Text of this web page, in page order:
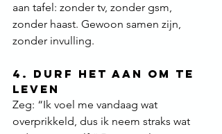
aan tafel: zonder tv, zonder gsm,
zonder haast. Gewoon samen zijn,
zonder invulling.
4. Durf het aan om te
leven
Zeg: “Ik voel me vandaag wat
overprikkeld, dus ik neem straks wat